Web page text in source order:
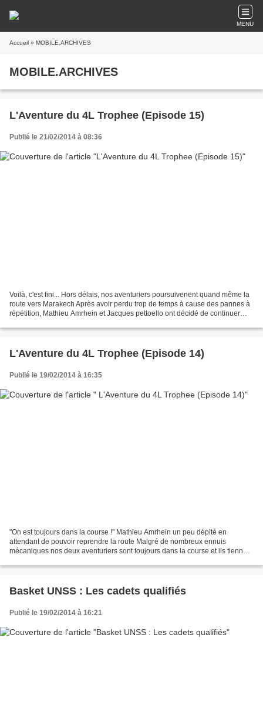
MENU
Accueil » MOBILE.ARCHIVES
MOBILE.ARCHIVES
L'Aventure du 4L Trophee (Episode 15)
Publié le 21/02/2014 à 08:36
Voilà, c'est fini... Hors délais, nos aventuriers poursuivenent quand même la
route vers Marakech Après avoir perdu trop de temps à cause des pannes à
répétition, Mathieu Amrhein et Jacques pettoello ont décidé de continuer
L'Aventure du 4L Trophee (Episode 14)
Publié le 19/02/2014 à 16:35
"On est toujours dans la course !" Mathieu Amrhein un peu dépité en
attendant de pouvoir reprendre la route Malgré de nombreux ennuis
mécaniques nos deux aventuriers sont toujours dans la course et ils tiennent
Basket UNSS : Les cadets qualifiés
Publié le 19/02/2014 à 16:21